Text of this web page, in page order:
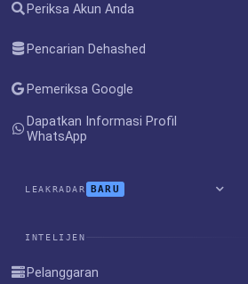
Periksa Akun Anda
Pencarian Dehashed
Pemeriksa Google
Dapatkan Informasi Profil
WhatsApp
LEAKRADAR BARU
INTELIJEN
Pelanggaran